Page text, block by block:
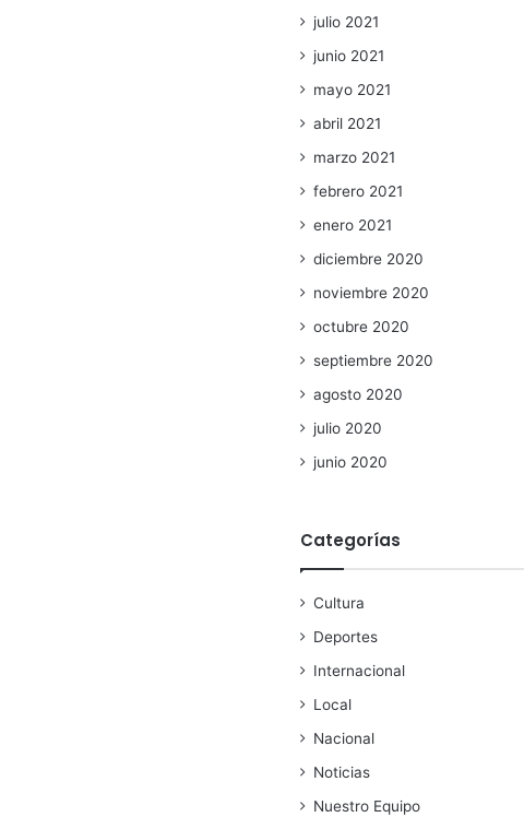
julio 2021
junio 2021
mayo 2021
abril 2021
marzo 2021
febrero 2021
enero 2021
diciembre 2020
noviembre 2020
octubre 2020
septiembre 2020
agosto 2020
julio 2020
junio 2020
Categorías
Cultura
Deportes
Internacional
Local
Nacional
Noticias
Nuestro Equipo